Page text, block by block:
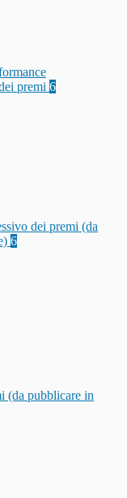
premi 6
dei premi (da
6
(da pubblicare in